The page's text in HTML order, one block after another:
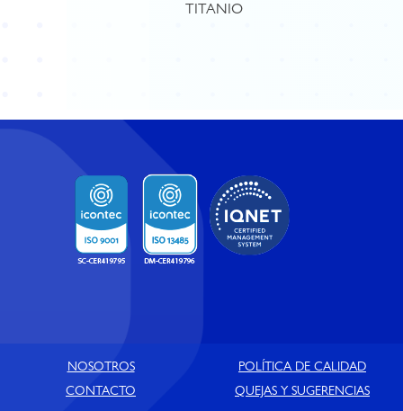
TITANIO
NOSOTROS
POLÍTICA DE CALIDAD
CONTACTO
QUEJAS Y SUGERENCIAS